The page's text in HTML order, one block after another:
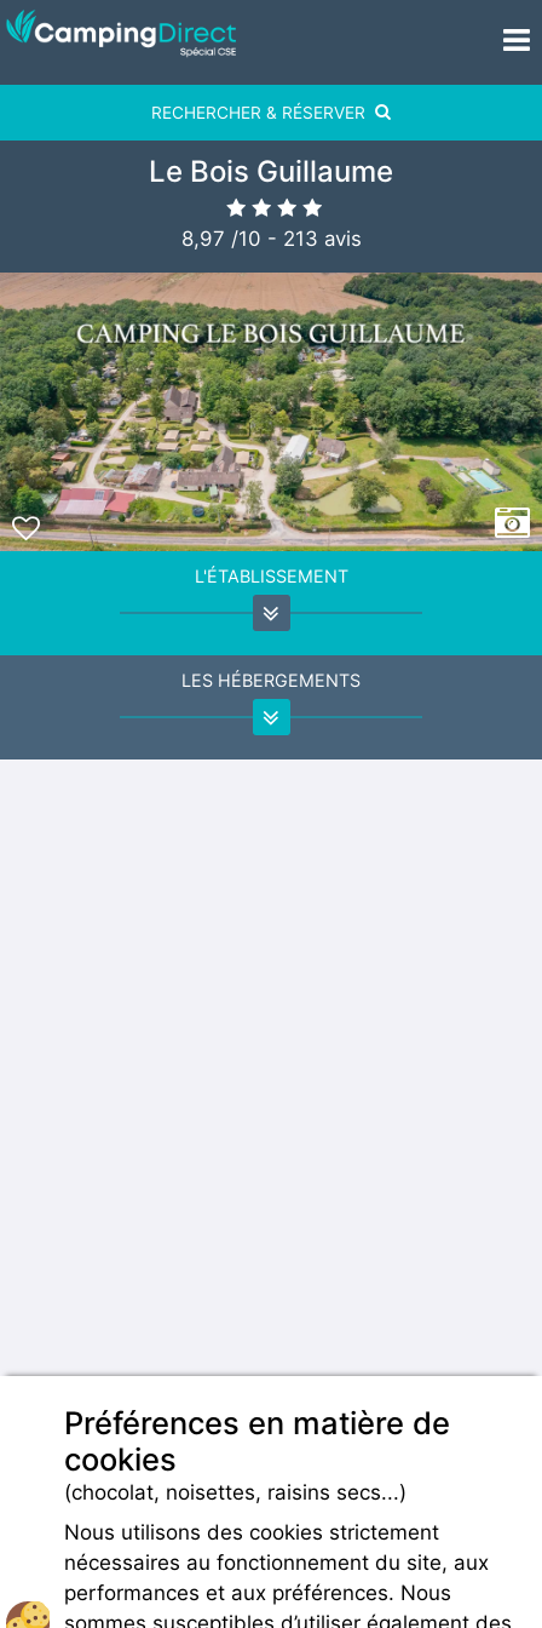
RECHERCHER & RÉSERVER
Le Bois Guillaume
8,97 /10 - 213 avis
L'ÉTABLISSEMENT
LES HÉBERGEMENTS
Préférences en matière de
cookies
(chocolat, noisettes, raisins secs...)
Nous utilisons des cookies strictement
nécessaires au fonctionnement du site, aux
performances et aux préférences. Nous
sommes susceptibles d’utiliser également des